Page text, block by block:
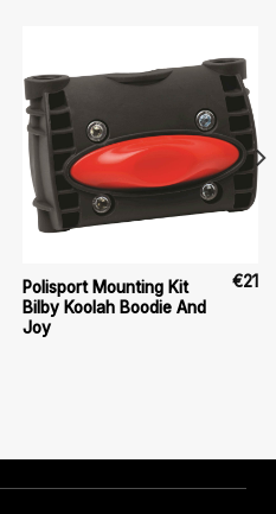
Polisport Mounting Kit
Bilby Koolah Boodie And
Joy
€21